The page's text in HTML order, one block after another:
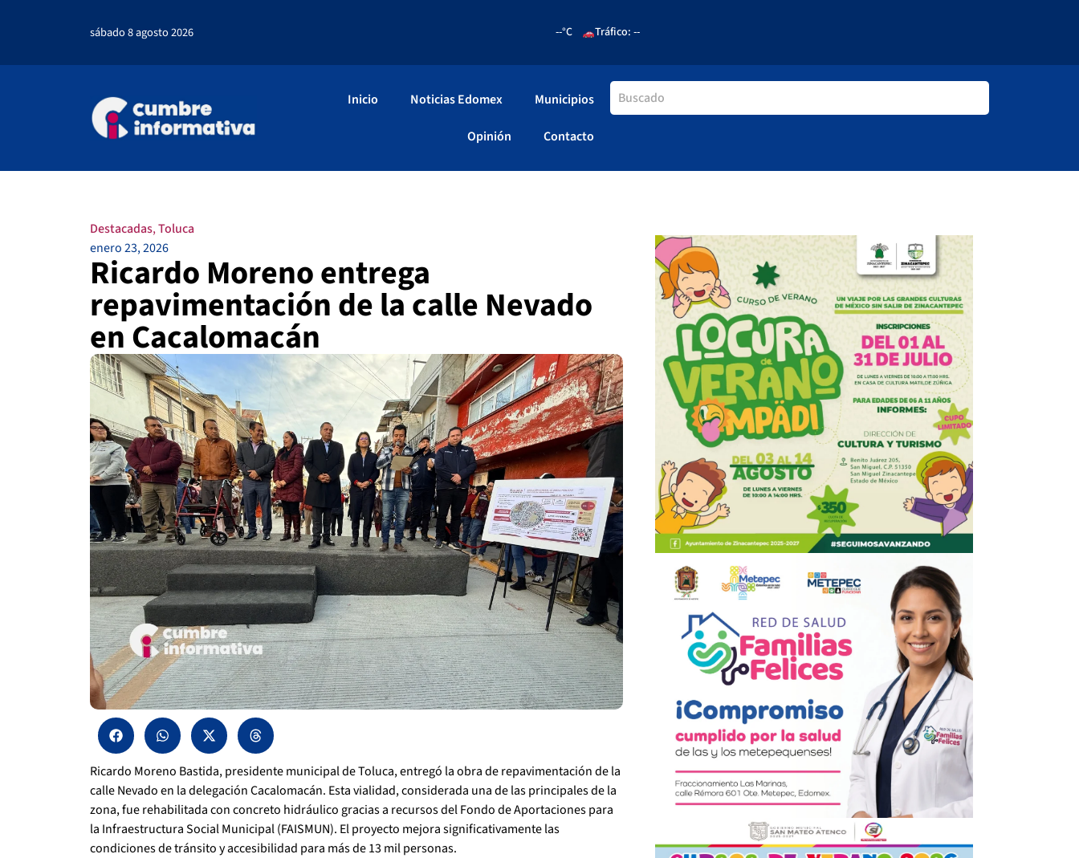
sábado 8 agosto 2026 --°C Tráfico: --
Inicio Noticias Edomex Municipios
Opinión Contacto
Destacadas,Toluca
enero 23, 2026
Ricardo Moreno entrega
repavimentación de la calle Nevado
en Cacalomacán
Ricardo Moreno Bastida, presidente municipal de Toluca, entregó la obra de repavimentación de la
calle Nevado en la delegación Cacalomacán. Esta vialidad, considerada una de las principales de la
zona, fue rehabilitada con concreto hidráulico gracias a recursos del Fondo de Aportaciones para
la Infraestructura Social Municipal (FAISMUN). El proyecto mejora significativamente las
condiciones de tránsito y accesibilidad para más de 13 mil personas.